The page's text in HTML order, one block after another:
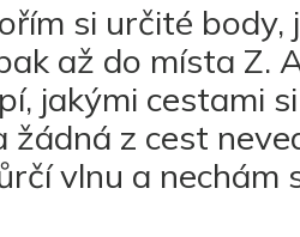
si určité body,
až do místa Z.
jakými cestami
z cest
vlnu a nechám